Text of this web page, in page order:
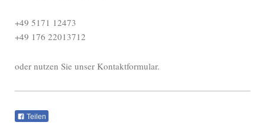
+49 5171 12473
+49 176 22013712
oder nutzen Sie unser Kontaktformular.
Teilen